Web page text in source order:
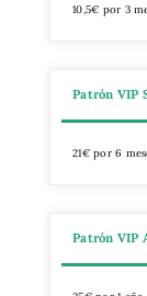
10,5€ por 3
Patrón VIP
21€ por 6
Patrón VIP